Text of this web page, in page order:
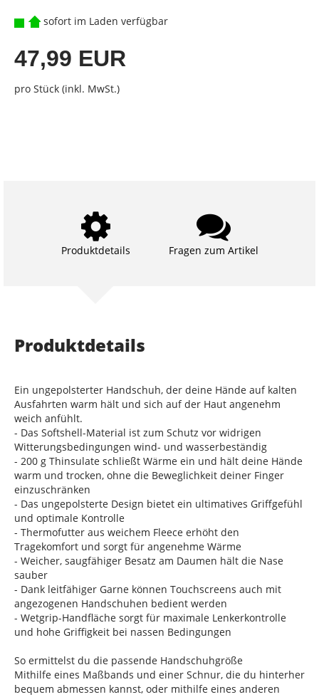
sofort im Laden verfügbar
47,99 EUR
pro Stück (inkl. MwSt.)
Produktdetails Fragen zum Artikel
Produktdetails
Ein ungepolsterter Handschuh, der deine Hände auf kalten
Ausfahrten warm hält und sich auf der Haut angenehm
weich anfühlt.
- Das Softshell-Material ist zum Schutz vor widrigen
Witterungsbedingungen wind- und wasserbeständig
- 200 g Thinsulate schließt Wärme ein und hält deine Hände
warm und trocken, ohne die Beweglichkeit deiner Finger
einzuschränken
- Das ungepolsterte Design bietet ein ultimatives Griffgefühl
und optimale Kontrolle
- Thermofutter aus weichem Fleece erhöht den
Tragekomfort und sorgt für angenehme Wärme
- Weicher, saugfähiger Besatz am Daumen hält die Nase
sauber
- Dank leitfähiger Garne können Touchscreens auch mit
angezogenen Handschuhen bedient werden
- Wetgrip-Handfläche sorgt für maximale Lenkerkontrolle
und hohe Griffigkeit bei nassen Bedingungen
So ermittelst du die passende Handschuhgröße
Mithilfe eines Maßbands und einer Schnur, die du hinterher
bequem abmessen kannst, oder mithilfe eines anderen